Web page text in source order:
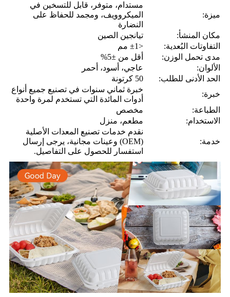
ميزة:
مستدام، متوفر، قابل للتسخين في
الميكروويف، ومجمد للحفاظ على
النضارة
مكان المنشأ:
تيانجين الصين
التفاوتات البُعدية:
<±1 مم
مدى تحمل الوزن:
أقل من ±5%
الألوان:
عاجي، أسود، أحمر
الحد الأدنى للطلب:
50 كرتونة
خبرة:
خبرة ثماني سنوات في تصنيع جميع أنواع
أدوات المائدة التي تستخدم لمرة واحدة
الطباعة:
مخصص
الاستخدام:
مطعم، منزل
خدمة:
نقدم خدمات تصنيع المعدات الأصلية
(OEM) وعينات مجانية، يرجى إرسال
استفسار للحصول على التفاصيل.